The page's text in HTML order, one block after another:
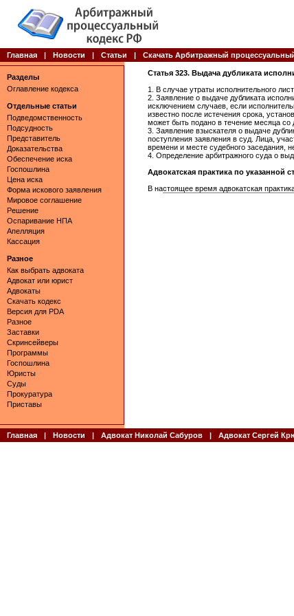
Главная | Новости | Статьи | Скачать Арбитражный
Разделы
Оглавление кодекса
Отдельные статьи
Подведомственность
Подсудность
Представитель
Доказательства
Обеспечение иска
Госпошлина
Цена иска
Форма искового заявления
Мировое соглашение
Решение
Оспаривание НПА
Апелляция
Кассация
Разное
Как выбрать адвоката
Адвокат или юрист
Адвокаты
Скачать кодекс
Версия для PDA
Разное
Заставки
Скринсейверы
Программы
Госпошлина
Юристы
Суды
Прокуратура
Приставы
Статья 323. Выдача дубликата
1. В случае утраты исполнительного
2. Заявление о выдаче дубликата
исключением случаев, если
известно после истечения срока,
может быть подано в течение месяца со
3. Заявление взыскателя о выдаче
поступления заявления в суд. Лица,
времени и месте судебного заседания,
4. Определение арбитражного суда о
Адвокатская практика по указанной
В настоящее время адвокатская
Главная | Новости | Адвокат Николай Сабуров | Адвокат Сергей